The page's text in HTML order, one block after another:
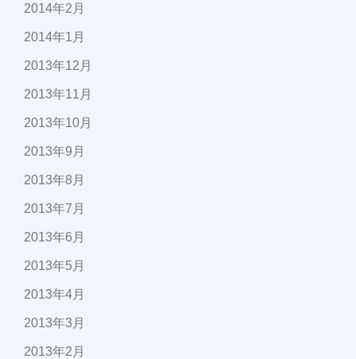
2014年2月
2014年1月
2013年12月
2013年11月
2013年10月
2013年9月
2013年8月
2013年7月
2013年6月
2013年5月
2013年4月
2013年3月
2013年2月